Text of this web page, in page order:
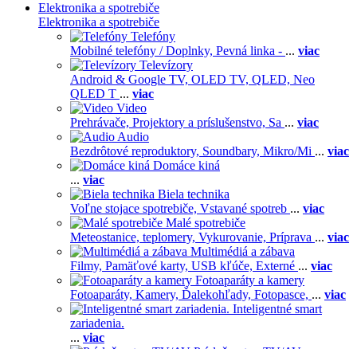
Elektronika a spotrebiče
Elektronika a spotrebiče
Telefóny
Mobilné telefóny / Doplnky, Pevná linka - ... viac
Televízory
Android & Google TV, OLED TV, QLED, Neo
QLED T ... viac
Video
Prehrávače, Projektory a príslušenstvo, Sa ... viac
Audio
Bezdrôtové reproduktory, Soundbary, Mikro/Mi ... viac
Domáce kiná
... viac
Biela technika
Voľne stojace spotrebiče, Vstavané spotreb ... viac
Malé spotrebiče
Meteostanice, teplomery, Vykurovanie, Príprava ... viac
Multimédiá a zábava
Filmy, Pamäťové karty, USB kľúče, Externé ... viac
Fotoaparáty a kamery
Fotoaparáty, Kamery, Ďalekohľady, Fotopasce, ... viac
Inteligentné smart
zariadenia.
... viac